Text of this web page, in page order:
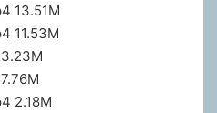
13.51M
11.53M
2.18M